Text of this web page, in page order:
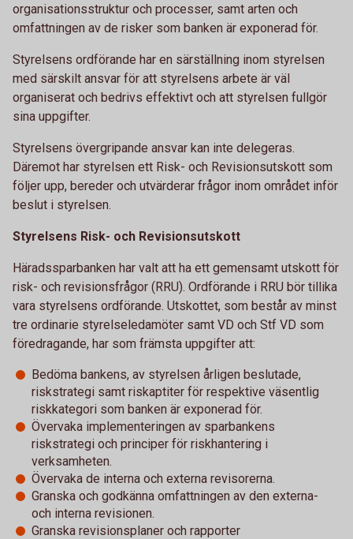
organisationsstruktur och processer, samt arten och
omfattningen av de risker som banken är exponerad för.
Styrelsens ordförande har en särställning inom styrelsen
med särskilt ansvar för att styrelsens arbete är väl
organiserat och bedrivs effektivt och att styrelsen fullgör
sina uppgifter.
Styrelsens övergripande ansvar kan inte delegeras.
Däremot har styrelsen ett Risk- och Revisionsutskott som
följer upp, bereder och utvärderar frågor inom området inför
beslut i styrelsen.
Styrelsens Risk- och Revisionsutskott
Häradssparbanken har valt att ha ett gemensamt utskott för
risk- och revisionsfrågor (RRU). Ordförande i RRU bör tillika
vara styrelsens ordförande. Utskottet, som består av minst
tre ordinarie styrelseledamöter samt VD och Stf VD som
föredragande, har som främsta uppgifter att:
Bedöma bankens, av styrelsen årligen beslutade,
riskstrategi samt riskaptiter för respektive väsentlig
riskkategori som banken är exponerad för.
Övervaka implementeringen av sparbankens
riskstrategi och principer för riskhantering i
verksamheten.
Övervaka de interna och externa revisorerna.
Granska och godkänna omfattningen av den externa-
och interna revisionen.
Granska revisionsplaner och rapporter